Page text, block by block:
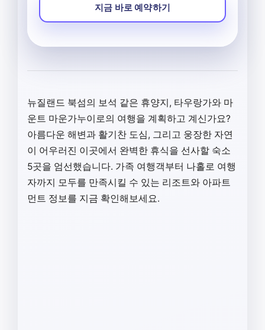
지금 바로 예약하기
뉴질랜드 북섬의 보석 같은 휴양지, 타우랑가와 마
운트 마운가누이로의 여행을 계획하고 계신가요?
아름다운 해변과 활기찬 도심, 그리고 웅장한 자연
이 어우러진 이곳에서 완벽한 휴식을 선사할 숙소
5곳을 엄선했습니다. 가족 여행객부터 나홀로 여행
자까지 모두를 만족시킬 수 있는 리조트와 아파트
먼트 정보를 지금 확인해보세요.